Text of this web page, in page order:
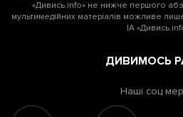
«Дивись.info» не нижче першого
мультимедійних матеріалів можливе
ІА
ДИВИМОСЬ
Наші соц